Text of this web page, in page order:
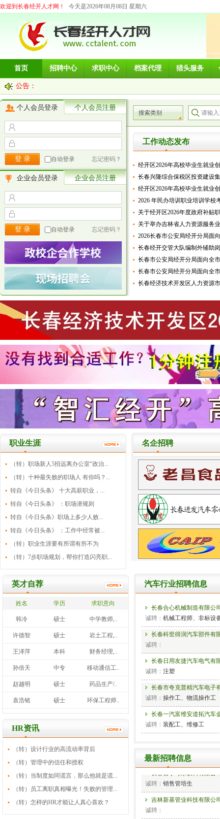
欢迎到长春经开人才网！ 今天是2026年08月08日 星期六
首页 招聘中心 求职中心 档案代理 猎头服务
公告：
个人会员登录 个人会员注册
自动登录 忘记密码？
企业会员登录 企业会员注册
自动登录 忘记密码？
搜索类别
工作动态发布
经开区2026年高校毕业生就业
长春兴隆综合保税区投资建设
经开区2026年高校毕业生就业
2026 年民办培训职业培训学校
关于经开区2026年度政府补贴
关于举办吉林省人力资源服务
2026长春市公安局经开分局面
长春经开交管大队编制外辅助
长春市公安局经开分局面向全
长春市公安局经开分局面向全
长春经济技术开发区人力资源
职业生涯
（转）职场新人5招远离办公室“政治...
（转）十种最失败的职场人 有你吗？...
转自《今日头条》 十大高薪职业，...
转自《今日头条》 ：职场潜规则
转自《今日头条》职场上多少人败...
转自《今日头条》 ：工作中经常被...
（转）职业生涯要有所谓有所不为
（转）7步职场规划，帮你打造闪亮职...
名企招聘
英才自荐
姓名 学历 求职意向
韩冷 硕士 中学教师,..
许德智 硕士 岩土工程,..
王泽萍 本科 财务经理,..
孙倍天 中专 移动通信工..
赵越明 硕士 药品生产/..
袁浩铭 硕士 环保工程师..
HR资讯
（转）设计行业的高流动率背后
（转）管理中的信任和授权
（转）当制度如同谎言，那么他就是谎...
（转）员工离职真相曝光！失败的管理...
（转）怎样的HR才能让人真心喜欢？
汽车行业招聘信息
长春合心机械制造有限公
诚聘： 机械工程师、非标设
长春科世得润汽车部件有
诚聘：
长春日用友捷汽车电气有
诚聘： 注塑
长春市夸克普精汽车电子
诚聘： 操作工、物流操作工
长春一汽富维安道拓汽车
诚聘： 装配工、维修工
最新招聘信息
长春合心机械制造有限公
诚聘：机械工程师、非标设
长春百事可乐饮料有限公
诚聘： 销售管培生
吉林新基管业科技有限公
诚聘：